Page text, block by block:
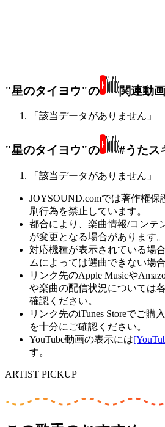
"星のタイヨウ"の 関連動画
「該当データがありません」
"星のタイヨウ"の #うたス
「該当データがありません」
JOYSOUND.comでは著作権
刷行為を禁止しています。
都合により、楽曲情報/コンテ
が変更となる場合があります。
対応機種が表示されている場
ムによっては選曲できない場
リンク先のApple Musicや
や楽曲の配信状況については
確認ください。
リンク先のiTunes Storeでご購
を十分にご確認ください。
YouTube動画の表示には
す。
ARTIST PICKUP